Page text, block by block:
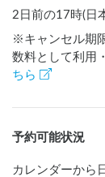
2日前の17時(日
※キャンセル期
数料として利用
ちら
予約可能状況
カレンダーから